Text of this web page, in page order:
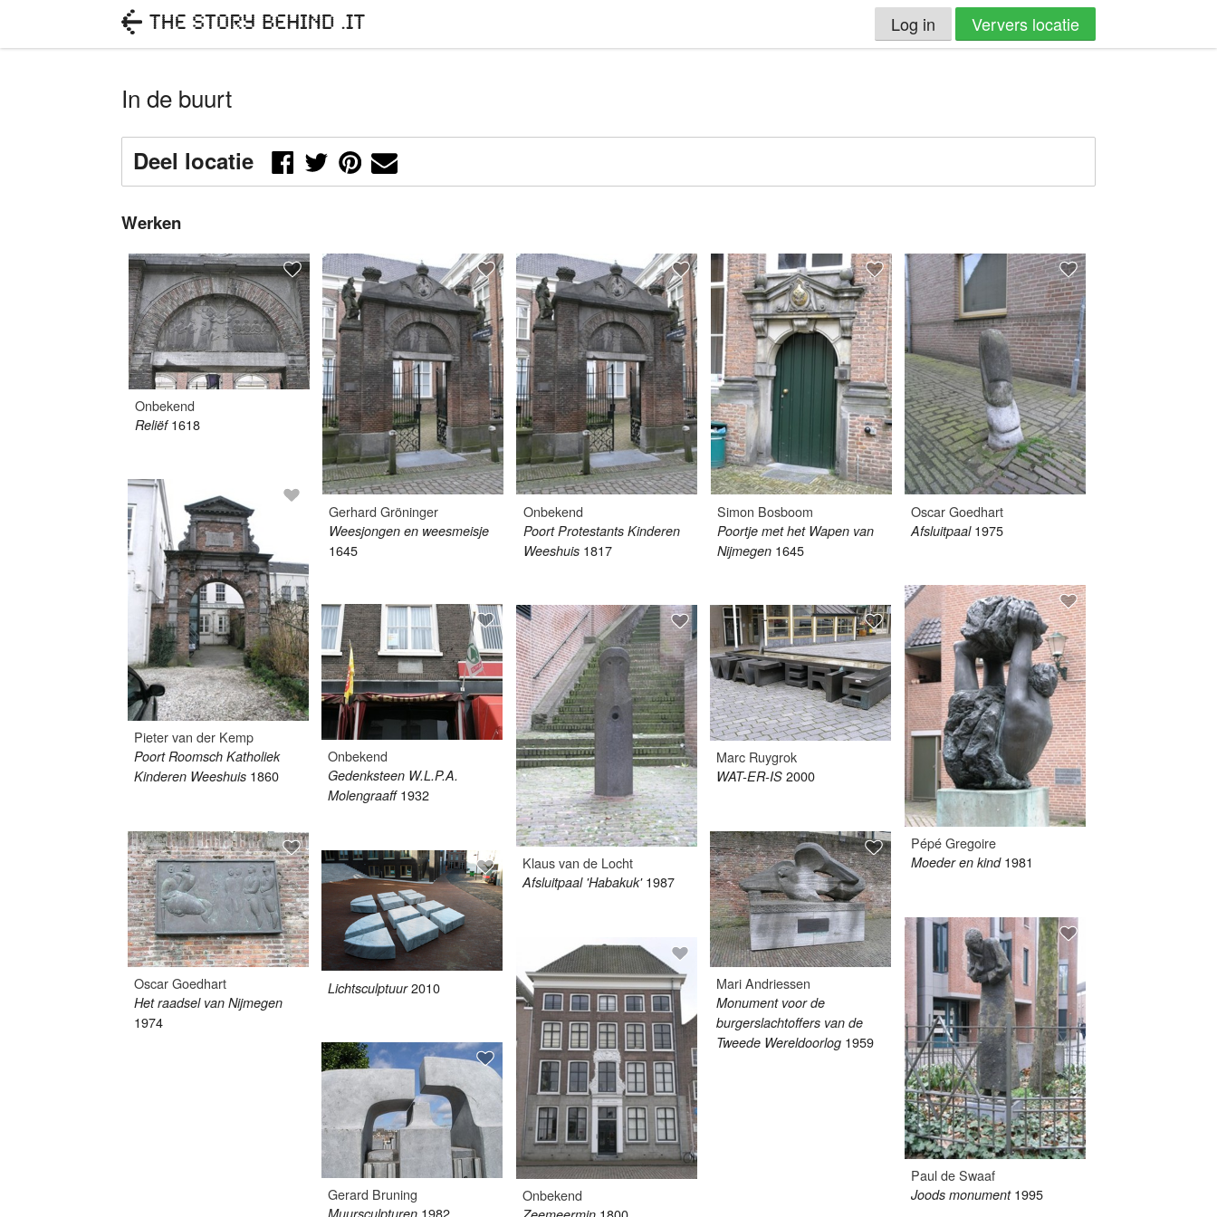
Log in Ververs locatie
In de buurt
Deel locatie
Werken
Onbekend
Reliëf 1618
Gerhard Gröninger
Weesjongen en weesmeisje
1645
Onbekend
Poort Protestants Kinderen
Weeshuis 1817
Simon Bosboom
Poortje met het Wapen van
Nijmegen 1645
Oscar Goedhart
Afsluitpaal 1975
Pieter van der Kemp
Poort Roomsch Katholiek
Kinderen Weeshuis 1860
Pépé Gregoire
Moeder en kind 1981
Onbekend
Gedenksteen W.L.P.A.
Molengraaff 1932
Marc Ruygrok
WAT-ER-IS 2000
Klaus van de Locht
Afsluitpaal 'Habakuk' 1987
Mari Andriessen
Monument voor de
burgerslachtoffers van de
Tweede Wereldoorlog 1959
Oscar Goedhart
Het raadsel van Nijmegen
1974
Lichtsculptuur 2010
Paul de Swaaf
Joods monument 1995
Onbekend
Gerard Bruning
1982